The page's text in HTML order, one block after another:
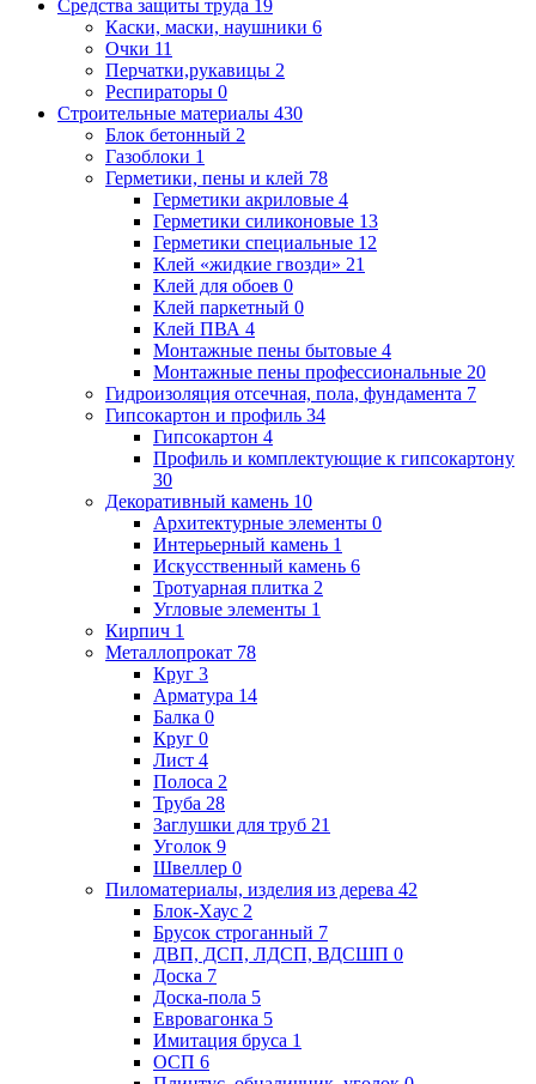
Средства защиты труда 19
Каски, маски, наушники 6
Очки 11
Перчатки,рукавицы 2
Респираторы 0
Строительные материалы 430
Блок бетонный 2
Газоблоки 1
Герметики, пены и клей 78
Герметики акриловые 4
Герметики силиконовые 13
Герметики специальные 12
Клей «жидкие гвозди» 21
Клей для обоев 0
Клей паркетный 0
Клей ПВА 4
Монтажные пены бытовые 4
Монтажные пены профессиональные 20
Гидроизоляция отсечная, пола, фундамента 7
Гипсокартон и профиль 34
Гипсокартон 4
Профиль и комплектующие к гипсокартону
30
Декоративный камень 10
Архитектурные элементы 0
Интерьерный камень 1
Искусственный камень 6
Тротуарная плитка 2
Угловые элементы 1
Кирпич 1
Металлопрокат 78
Круг 3
Арматура 14
Балка 0
Круг 0
Лист 4
Полоса 2
Труба 28
Заглушки для труб 21
Уголок 9
Швеллер 0
Пиломатериалы, изделия из дерева 42
Блок-Хаус 2
Брусок строганный 7
ДВП, ДСП, ЛДСП, ВДСШП 0
Доска 7
Доска-пола 5
Евровагонка 5
Имитация бруса 1
ОСП 6